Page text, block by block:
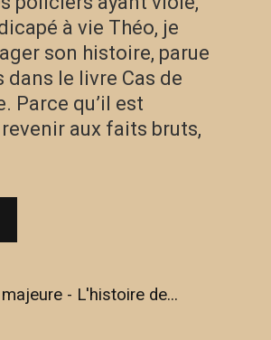
à vie Théo, je
son histoire, parue
dans le livre Cas de
Parce qu’il est
aux faits bruts,
- L'histoire de...